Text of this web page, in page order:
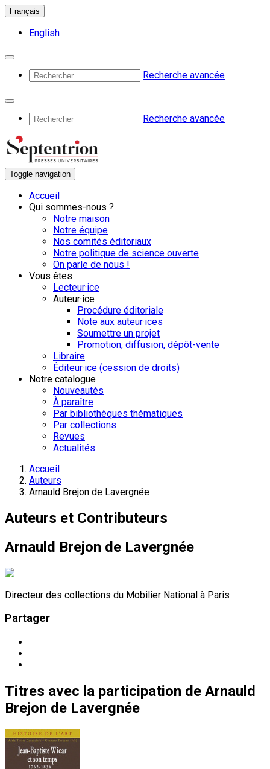
Français
English
Recherche avancée
Recherche avancée
Toggle navigation
Accueil
Qui sommes-nous ?
Notre maison
Notre équipe
Nos comités éditoriaux
Notre politique de science ouverte
On parle de nous !
Vous êtes
Lecteur·ice
Auteur·ice
Procédure éditoriale
Note aux auteur·ices
Soumettre un projet
Promotion, diffusion, dépôt-vente
Libraire
Éditeur·ice (cession de droits)
Notre catalogue
Nouveautés
À paraître
Par bibliothèques thématiques
Par collections
Revues
Actualités
Accueil
Auteurs
Arnauld Brejon de Lavergnée
Auteurs et Contributeurs
Arnauld Brejon de Lavergnée
Directeur des collections du Mobilier National à Paris
Partager
Titres avec la participation de Arnauld
Brejon de Lavergnée